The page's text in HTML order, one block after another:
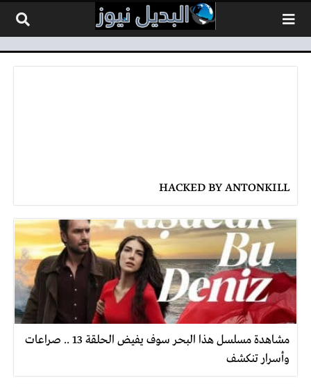
HACKED BY ANTONKILL
مشاهدة مسلسل هذا البحر سوف يفيض الحلقة 13 .. صراعات
وأسرار تنكشف